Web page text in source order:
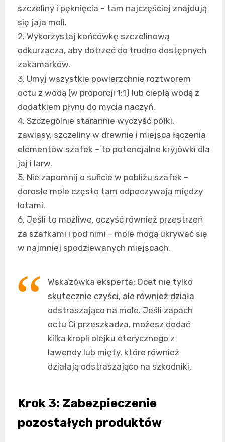
szczeliny i pęknięcia – tam najczęściej znajdują
się jaja moli.
2. Wykorzystaj końcówkę szczelinową
odkurzacza, aby dotrzeć do trudno dostępnych
zakamarków.
3. Umyj wszystkie powierzchnie roztworem
octu z wodą (w proporcji 1:1) lub ciepłą wodą z
dodatkiem płynu do mycia naczyń.
4. Szczególnie starannie wyczyść półki,
zawiasy, szczeliny w drewnie i miejsca łączenia
elementów szafek – to potencjalne kryjówki dla
jaj i larw.
5. Nie zapomnij o suficie w pobliżu szafek –
dorosłe mole często tam odpoczywają między
lotami.
6. Jeśli to możliwe, oczyść również przestrzeń
za szafkami i pod nimi – mole mogą ukrywać się
w najmniej spodziewanych miejscach.
Wskazówka eksperta: Ocet nie tylko
skutecznie czyści, ale również działa
odstraszająco na mole. Jeśli zapach
octu Ci przeszkadza, możesz dodać
kilka kropli olejku eterycznego z
lawendy lub mięty, które również
działają odstraszająco na szkodniki.
Krok 3: Zabezpieczenie
pozostałych produktów